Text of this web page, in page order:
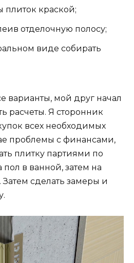
плиток краской;
отделочную полосу;
виде собирать
варианты, мой друг начал
расчеты. Я сторонник
всех необходимых
проблемы с финансами,
плитку партиями по
в ванной, затем на
Затем сделать замеры и